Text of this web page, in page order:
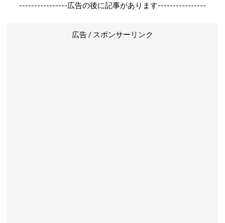
----------------広告の後に記事があります----------------
広告 / スポンサーリンク